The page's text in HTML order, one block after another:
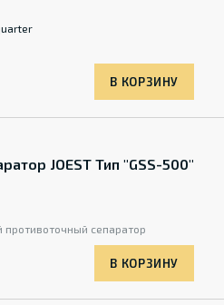
В КОРЗИНУ
JOEST Тип "GSS-500"
противоточный сепаратор
В КОРЗИНУ